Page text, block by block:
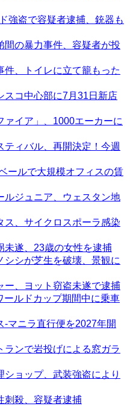
強盗で容疑者逮捕、銃器も
間の暴力事件、容疑者が投
、トイレに立て籠もった
スコ中心部に7月31日新店
ァイア」、1000エーカーに
ィバル、再開決定！今週
ールで大規模オフィスの賃
ルジュニア、ウェスタン地
ス、サイクロスポーラ感染
未遂、23歳の女性を逮捕
シが芝生を破壊、景観に
ー、ヨット窃盗未遂で逮捕
ルドカップ期間中に乗車
-マニラ直行便を2027年開
ンで岩投げによる窓ガラ
ョップ、武装強盗により
刺殺、容疑者逮捕